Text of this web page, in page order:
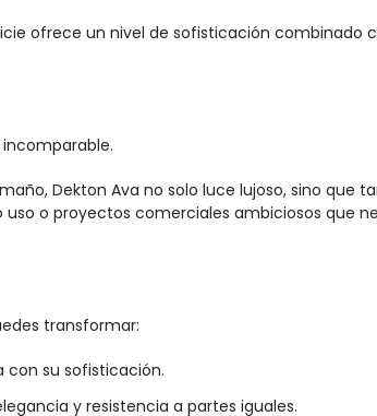
ofrece un nivel de sofisticación combinado
Dekton Ava no solo luce lujoso, sino que
o proyectos comerciales ambiciosos que
transformar:
con su sofisticación.
y resistencia a partes iguales.